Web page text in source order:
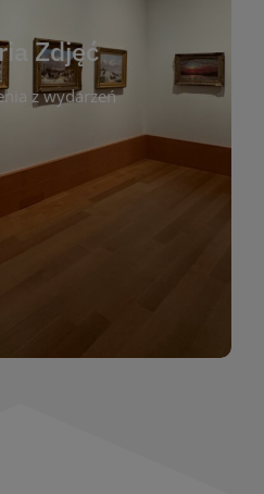
Zdjęć
z wydarzeń
jak żyje nasza biblioteka
dokumentują zarówno
i codzienne aktywności
dodajemy nowe galerie,
do wyjątkowych
do obejrzenia,
inspirowania się!